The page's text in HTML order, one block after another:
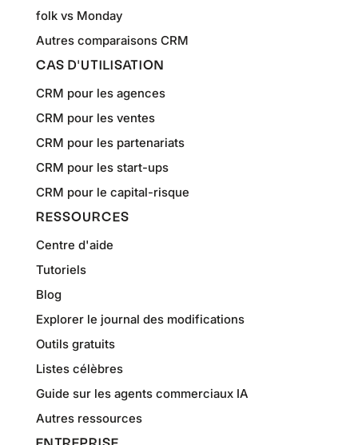
folk vs Monday
Autres comparaisons CRM
CAS D'UTILISATION
CRM pour les agences
CRM pour les ventes
CRM pour les partenariats
CRM pour les start-ups
CRM pour le capital-risque
RESSOURCES
Centre d'aide
Tutoriels
Blog
Explorer le journal des modifications
Outils gratuits
Listes célèbres
Guide sur les agents commerciaux IA
Autres ressources